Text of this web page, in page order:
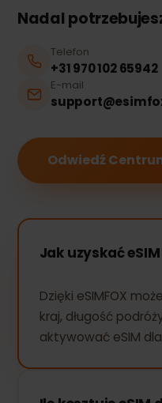
Nadal
Telefon
+31 970 102 65942
E-mail
Odwiedź
Jak uzyskać
Dzięki eSIMFOX
kraj, długość
aktywować eSIM